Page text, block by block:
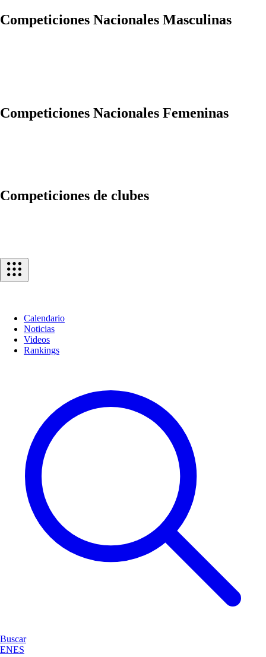
Competiciones Nacionales Masculinas
Competiciones Nacionales Femeninas
Competiciones de clubes
Calendario
Noticias
Videos
Rankings
Buscar
ENES